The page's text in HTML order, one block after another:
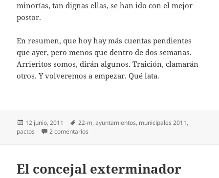
minorías, tan dignas ellas, se han ido con el mejor
postor.
En resumen, que hoy hay más cuentas pendientes
que ayer, pero menos que dentro de dos semanas.
Arrieritos somos, dirán algunos. Traición, clamarán
otros. Y volveremos a empezar. Qué lata.
Publicado
el
12 junio, 2011 Etiquetas
22-m,ayuntamientos, municipales 2011,
pactos
2 comentarios
El concejal exterminador